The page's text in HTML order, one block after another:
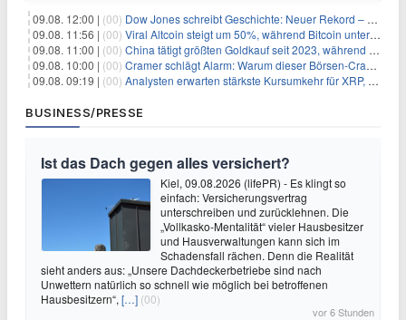
09.08. 12:00 | (00) Dow Jones schreibt Geschichte: Neuer Rekord – und Amazon knackt die nächste Billionen-Marke
09.08. 11:56 | (00) Viral Altcoin steigt um 50%, während Bitcoin unter $65.000 fällt
09.08. 11:00 | (00) China tätigt größten Goldkauf seit 2023, während Goldpreis um 8% steigt
09.08. 10:00 | (00) Cramer schlägt Alarm: Warum dieser Börsen-Crash die beste Einstiegschance seit Monaten ist
09.08. 09:19 | (00) Analysten erwarten stärkste Kursumkehr für XRP, während Polymarket skeptisch bleibt
BUSINESS/PRESSE
Ist das Dach gegen alles versichert?
Kiel, 09.08.2026 (lifePR) - Es klingt so
einfach: Versicherungsvertrag
unterschreiben und zurücklehnen. Die
„Vollkasko-Mentalität“ vieler Hausbesitzer
und Hausverwaltungen kann sich im
Schadensfall rächen. Denn die Realität
sieht anders aus: „Unsere Dachdeckerbetriebe sind nach
Unwettern natürlich so schnell wie möglich bei betroffenen
Hausbesitzern“, […] (00)
vor 6 Stunden